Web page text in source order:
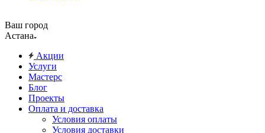
Ваш город
Астана
Акции
Услуги
Мастерс
Блог
Проекты
Оплата и доставка
Условия оплаты
Условия доставки